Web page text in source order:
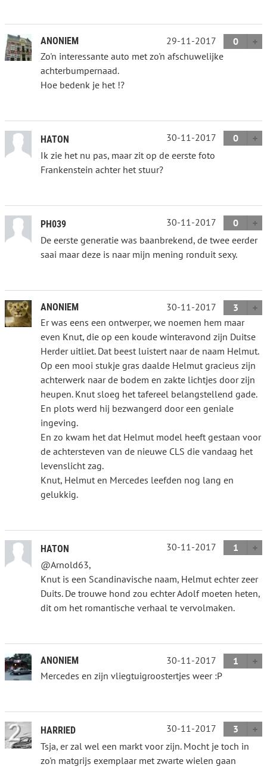
ANONIEM 29-11-2017
0
Zo'n interessante auto met zo'n afschuwelijke
achterbumpernaad.
Hoe bedenk je het !?
HATON 30-11-2017
0
Ik zie het nu pas, maar zit op de eerste foto
Frankenstein achter het stuur?
PH039 30-11-2017
0
De eerste generatie was baanbrekend, de twee eerder
saai maar deze is naar mijn mening ronduit sexy.
ANONIEM 30-11-2017
3
Er was eens een ontwerper, we noemen hem maar
even Knut, die op een koude winteravond zijn Duitse
Herder uitliet. Dat beest luistert naar de naam Helmut.
Op een mooi stukje gras daalde Helmut gracieus zijn
achterwerk naar de bodem en zakte lichtjes door zijn
heupen. Knut sloeg het tafereel belangstellend gade.
En plots werd hij bezwangerd door een geniale
ingeving.
En zo kwam het dat Helmut model heeft gestaan voor
de achtersteven van de nieuwe CLS die vandaag het
levenslicht zag.
Knut, Helmut en Mercedes leefden nog lang en
gelukkig.
HATON 30-11-2017
1
@Arnold63,
Knut is een Scandinavische naam, Helmut echter zeer
Duits. De trouwe hond zou echter Adolf moeten heten,
dit om het romantische verhaal te vervolmaken.
ANONIEM 30-11-2017
1
Mercedes en zijn vliegtuigroostertjes weer :P
HARRIED 30-11-2017
3
Tsja, er zal wel een markt voor zijn. Mocht je toch in
zo'n matgrijs exemplaar met zwarte wielen gaan